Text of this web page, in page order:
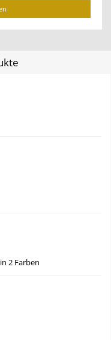
2 Farben